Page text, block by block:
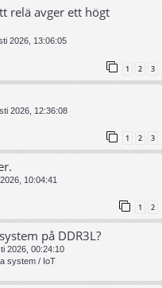
relä avger ett högt
2026, 13:06:05
1 2 3
2026, 12:36:08
1 2 3
10:04:41
1 2
på DDR3L?
2026, 00:24:10
system / IoT